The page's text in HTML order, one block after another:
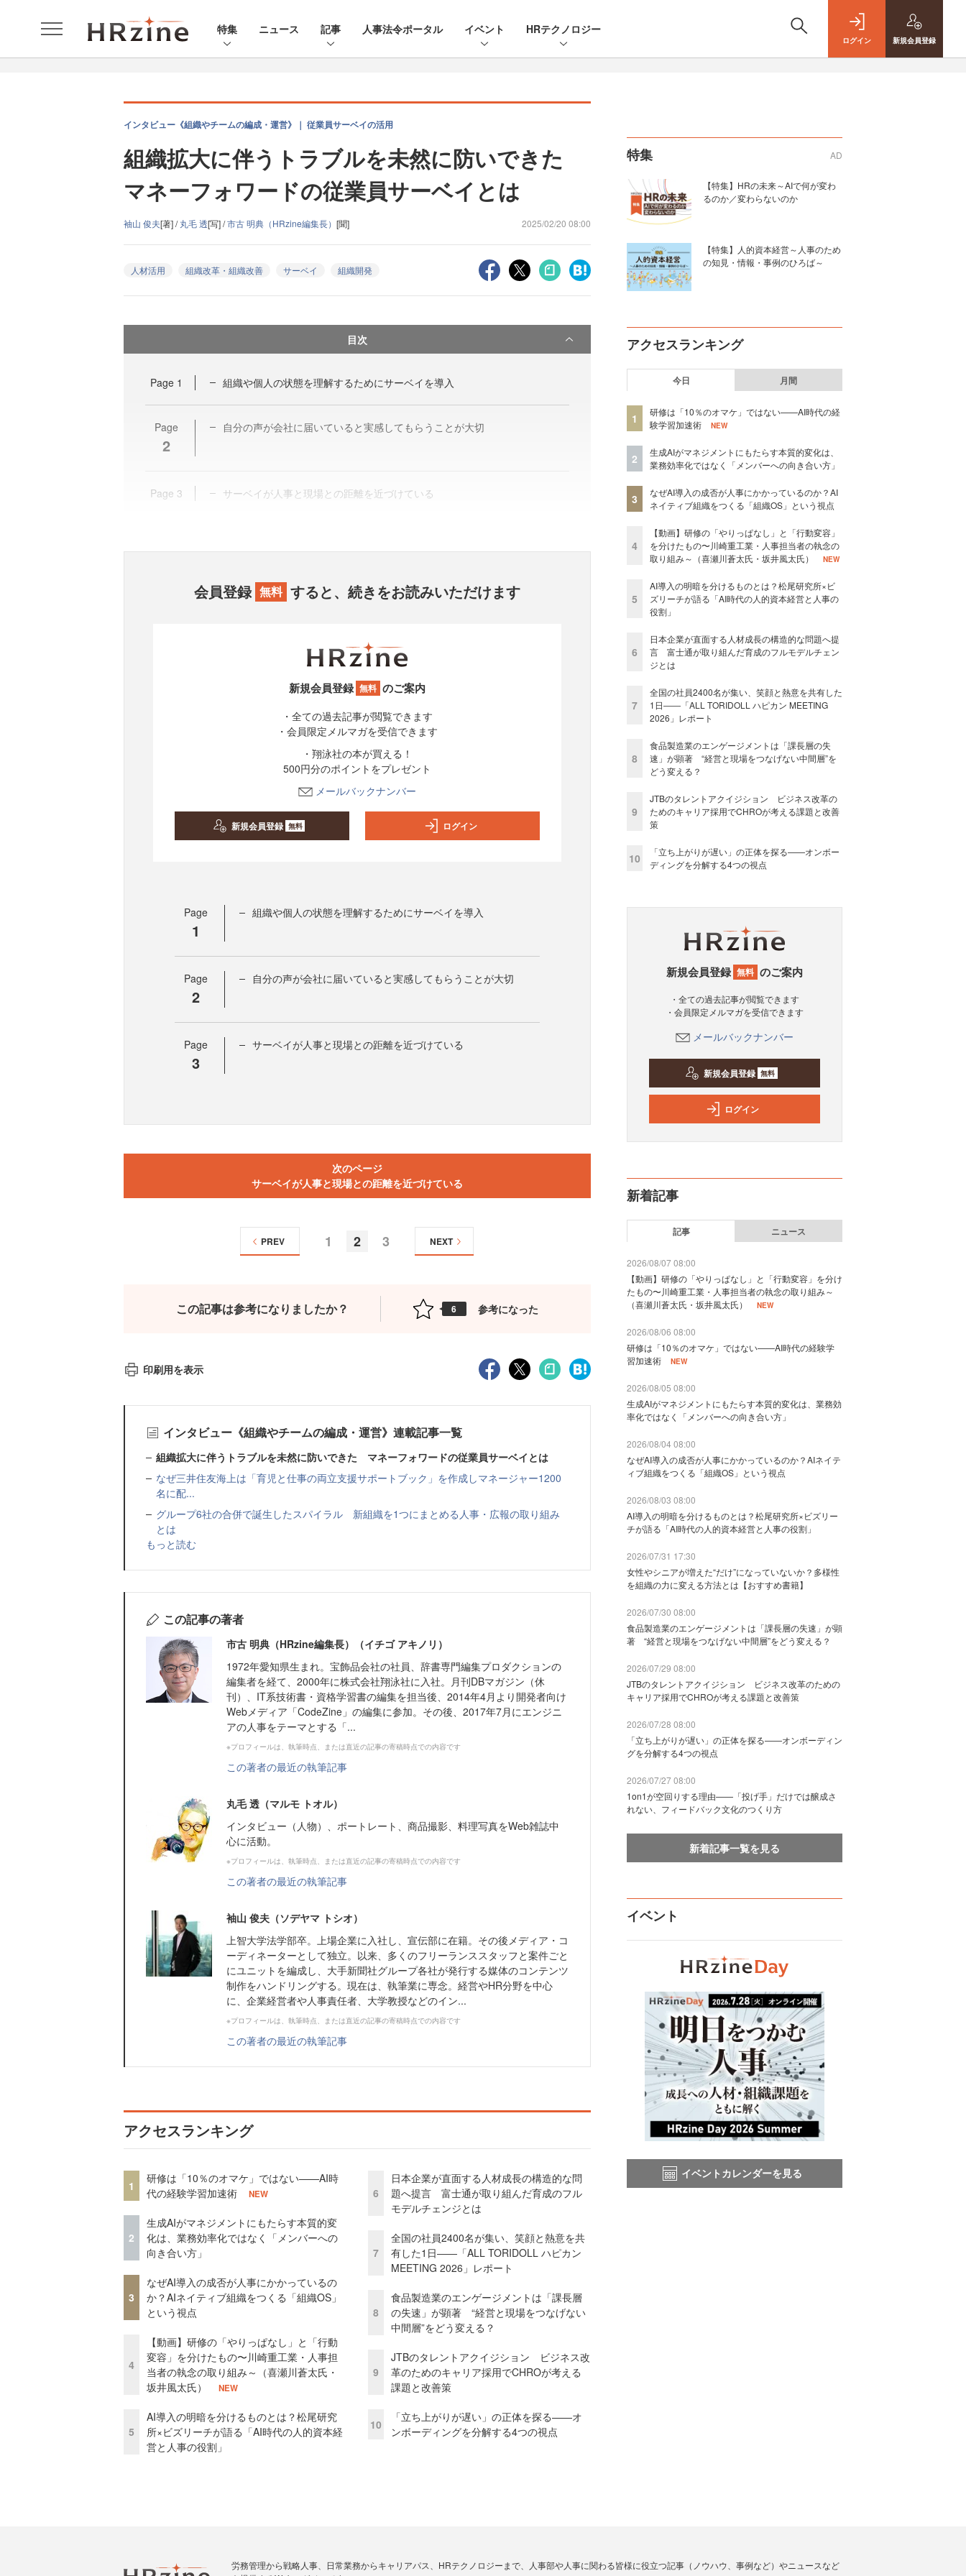
特集 ニュース 記事 人事法令ポータル イベント HRテクノロジー
ログイン 新規会員登録
インタビュー《組織やチームの編成・運営》｜ 従業員サーベイの活用
組織拡大に伴うトラブルを未然に防いできた
マネーフォワードの従業員サーベイとは
袖山 俊夫[著] /丸毛 透[写] /市古 明典（HRzine編集長） [聞] 2025/02/20 08:00
人材活用 組織改革・組織改善 サーベイ 組織開発
目次
Page 1 組織や個人の状態を理解するためにサーベイを導入
Page
2
自分の声が会社に届いていると実感してもらうことが大切
Page 3 サーベイが人事と現場との距離を近づけている
会員登録 無料 すると、続きをお読みいただけます
新規会員登録 無料 のご案内
・全ての過去記事が閲覧できます
・会員限定メルマガを受信できます
・翔泳社の本が買える！
500円分のポイントをプレゼント
メールバックナンバー
新規会員登録 無料 ログイン
Page
1
組織や個人の状態を理解するためにサーベイを導入
Page
2
自分の声が会社に届いていると実感してもらうことが大切
Page
3
サーベイが人事と現場との距離を近づけている
次のページ
サーベイが人事と現場との距離を近づけている
1 2 3
PREV NEXT
この記事は参考になりましたか？ 6 参考になった
印刷用を表示
インタビュー《組織やチームの編成・運営》連載記事一覧
組織拡大に伴うトラブルを未然に防いできた マネーフォワードの従業員サーベイとは
なぜ三井住友海上は「育児と仕事の両立支援サポートブック」を作成しマネージャー1200
名に配...
グループ6社の合併で誕生したスパイラル 新組織を1つにまとめる人事・広報の取り組み
とは
もっと読む
この記事の著者
市古 明典（HRzine編集長）（イチゴ アキノリ）
1972年愛知県生まれ。宝飾品会社の社員、辞書専門編集プロダクションの
編集者を経て、2000年に株式会社翔泳社に入社。月刊DBマガジン（休
刊）、IT系技術書・資格学習書の編集を担当後、2014年4月より開発者向け
Webメディア「CodeZine」の編集に参加。その後、2017年7月にエンジニ
アの人事をテーマとする「...
※プロフィールは、執筆時点、または直近の記事の寄稿時点での内容です
この著者の最近の執筆記事
丸毛 透（マルモ トオル）
インタビュー（人物）、ポートレート、商品撮影、料理写真をWeb雑誌中
心に活動。
※プロフィールは、執筆時点、または直近の記事の寄稿時点での内容です
この著者の最近の執筆記事
袖山 俊夫（ソデヤマ トシオ）
上智大学法学部卒。上場企業に入社し、宣伝部に在籍。その後メディア・コ
ーディネーターとして独立。以来、多くのフリーランススタッフと案件ごと
にユニットを編成し、大手新聞社グループ各社が発行する媒体のコンテンツ
制作をハンドリングする。現在は、執筆業に専念。経営やHR分野を中心
に、企業経営者や人事責任者、大学教授などのイン...
※プロフィールは、執筆時点、または直近の記事の寄稿時点での内容です
この著者の最近の執筆記事
アクセスランキング
1
研修は「10％のオマケ」ではない——AI時
代の経験学習加速術
NEW
2
生成AIがマネジメントにもたらす本質的変
化は、業務効率化ではなく「メンバーへの
向き合い方」
3
なぜAI導入の成否が人事にかかっているの
か？AIネイティブ組織をつくる「組織OS」
という視点
4
【動画】研修の「やりっぱなし」と「行動
変容」を分けたもの〜川崎重工業・人事担
当者の執念の取り組み～（喜瀬川蒼太氏・
坂井風太氏）
NEW
5
AI導入の明暗を分けるものとは？松尾研究
所×ビズリーチが語る「AI時代の人的資本経
営と人事の役割」
6
日本企業が直面する人材成長の構造的な問
題へ提言 富士通が取り組んだ育成のフル
モデルチェンジとは
7
全国の社員2400名が集い、笑顔と熱意を共
有した1日――「ALL TORIDOLL ハピカン
MEETING 2026」レポート
8
食品製造業のエンゲージメントは「課長層
の失速」が顕著 “経営と現場をつなげない
中間層”をどう変える？
9
JTBのタレントアクイジション ビジネス改
革のためのキャリア採用でCHROが考える
課題と改善策
10
「立ち上がりが遅い」の正体を探る——オ
ンボーディングを分解する4つの視点
特集 AD
【特集】HRの未来～AIで何が変わ
るのか／変わらないのか
【特集】人的資本経営～人事のため
の知見・情報・事例のひろば～
アクセスランキング
今日 月間
1
研修は「10％のオマケ」ではない——AI時代の経
験学習加速術
NEW
2
生成AIがマネジメントにもたらす本質的変化は、
業務効率化ではなく「メンバーへの向き合い方」
3
なぜAI導入の成否が人事にかかっているのか？AI
ネイティブ組織をつくる「組織OS」という視点
4
【動画】研修の「やりっぱなし」と「行動変容」
を分けたもの〜川崎重工業・人事担当者の執念の
取り組み～（喜瀬川蒼太氏・坂井風太氏）
NEW
5
AI導入の明暗を分けるものとは？松尾研究所×ビ
ズリーチが語る「AI時代の人的資本経営と人事の
役割」
6
日本企業が直面する人材成長の構造的な問題へ提
言 富士通が取り組んだ育成のフルモデルチェン
ジとは
7
全国の社員2400名が集い、笑顔と熱意を共有した
1日――「ALL TORIDOLL ハピカン MEETING
2026」レポート
8
食品製造業のエンゲージメントは「課長層の失
速」が顕著 “経営と現場をつなげない中間層”を
どう変える？
9
JTBのタレントアクイジション ビジネス改革の
ためのキャリア採用でCHROが考える課題と改善
策
10
「立ち上がりが遅い」の正体を探る——オンボー
ディングを分解する4つの視点
新規会員登録 無料 のご案内
・全ての過去記事が閲覧できます
・会員限定メルマガを受信できます
メールバックナンバー
新規会員登録 無料
ログイン
新着記事
記事 ニュース
2026/08/07 08:00
【動画】研修の「やりっぱなし」と「行動変容」を分け
たもの〜川崎重工業・人事担当者の執念の取り組み～
（喜瀬川蒼太氏・坂井風太氏）
NEW
2026/08/06 08:00
研修は「10％のオマケ」ではない——AI時代の経験学
習加速術
NEW
2026/08/05 08:00
生成AIがマネジメントにもたらす本質的変化は、業務効
率化ではなく「メンバーへの向き合い方」
2026/08/04 08:00
なぜAI導入の成否が人事にかかっているのか？AIネイテ
ィブ組織をつくる「組織OS」という視点
2026/08/03 08:00
AI導入の明暗を分けるものとは？松尾研究所×ビズリー
チが語る「AI時代の人的資本経営と人事の役割」
2026/07/31 17:30
女性やシニアが増えた“だけ”になっていないか？多様性
を組織の力に変える方法とは【おすすめ書籍】
2026/07/30 08:00
食品製造業のエンゲージメントは「課長層の失速」が顕
著 “経営と現場をつなげない中間層”をどう変える？
2026/07/29 08:00
JTBのタレントアクイジション ビジネス改革のための
キャリア採用でCHROが考える課題と改善策
2026/07/28 08:00
「立ち上がりが遅い」の正体を探る——オンボーディン
グを分解する4つの視点
2026/07/27 08:00
1on1が空回りする理由——「投げ手」だけでは醸成さ
れない、フィードバック文化のつくり方
新着記事一覧を見る
イベント
イベントカレンダーを見る
労務管理から戦略人事、日常業務からキャリアパス、HRテクノロジーまで、人事部や人事に関わる皆様に役立つ記事（ノウハウ、事例など）やニュースなど